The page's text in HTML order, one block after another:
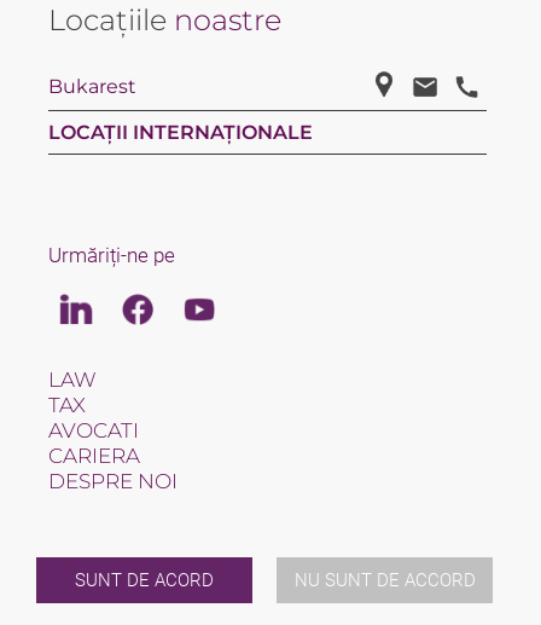
SUNT DE ACORD NU SUNT DE ACCORD
Locațiile noastre
Bukarest
LOCAȚII INTERNAȚIONALE
Urmăriți-ne pe
LinkedinFacebookYoutube
LAW
TAX
AVOCATI
CARIERA
DESPRE NOI
EVENIMETE
CONTACT